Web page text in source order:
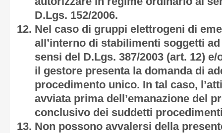
D.Lgs. 152/2006.
Nel caso di gruppi elettrogeni di
all’interno di stabilimenti soggetti
sensi del D.Lgs. 387/2003 (art. 12) e/
il gestore presenta la domanda di
procedimento unico. In tal caso,
avviata prima dell’emanazione del
conclusivo dei suddetti
Non possono avvalersi della